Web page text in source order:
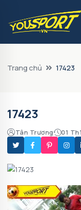
Trang chủ 17423
17423
Tân Trương 01